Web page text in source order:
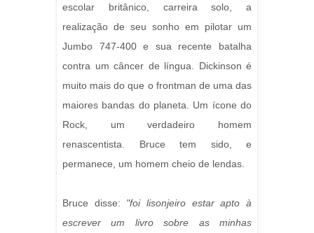
escolar britânico, carreira solo, a
realização de seu sonho em pilotar um
Jumbo 747-400 e sua recente batalha
contra um câncer de língua. Dickinson é
muito mais do que o frontman de uma das
maiores bandas do planeta. Um ícone do
Rock, um verdadeiro homem
renascentista. Bruce tem sido, e
permanece, um homem cheio de lendas.
Bruce disse: "foi lisonjeiro estar apto à
escrever um livro sobre as minhas